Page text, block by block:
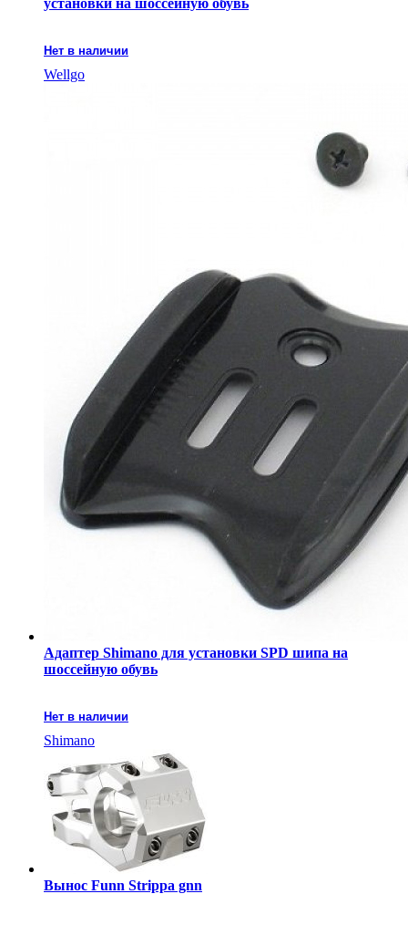
установки на шоссейную обувь
Нет в наличии
Wellgo
Адаптер Shimano для установки SPD шипа на
шоссейную обувь
Нет в наличии
Shimano
Вынос Funn Strippa gnn